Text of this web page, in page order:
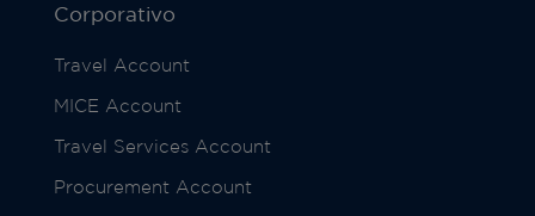
Corporativo
Travel Account
MICE Account
Travel Services Account
Procurement Account